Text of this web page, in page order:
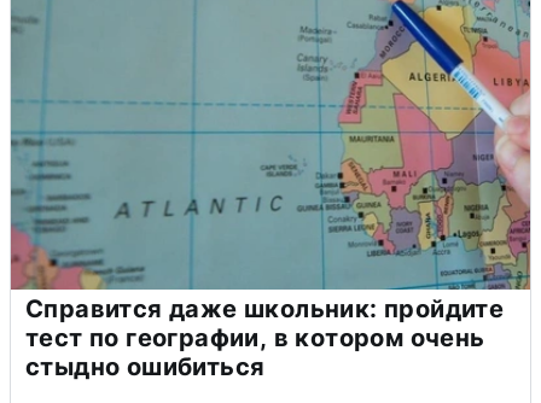
Справится даже школьник: пройдите
тест по географии, в котором очень
стыдно ошибиться